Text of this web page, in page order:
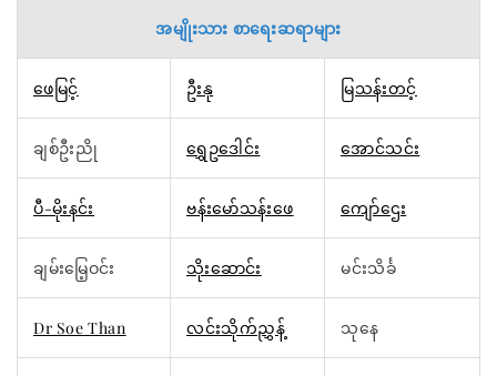
အမျိုးသား စာရေးဆရာများ
ဖေမြင့် ဦးနု မြသန်းတင့်
ချစ်ဦးညို ရွှေဥဒေါင်း အောင်သင်း
ပီ-မိုးနင်း ဗန်းမော်သန်းဖေ ကျော်ဌေး
ချမ်းမြေ့ဝင်း သိုးဆောင်း မင်းသိင်္ခ
Dr Soe Than လင်းသိုက်ညွှန့် သုနေ